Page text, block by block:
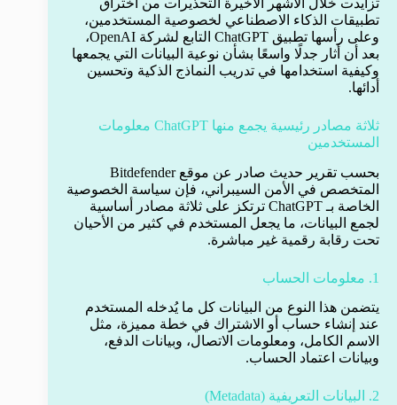
تطبيقات الذكاء الاصطناعي لخصوصية المستخدمين،
وعلى رأسها تطبيق ChatGPT التابع لشركة OpenAI،
بعد أن أثار جدلًا واسعًا بشأن نوعية البيانات التي يجمعها
وكيفية استخدامها في تدريب النماذج الذكية وتحسين
أدائها.
ثلاثة مصادر رئيسية يجمع منها ChatGPT معلومات
المستخدمين
بحسب تقرير حديث صادر عن موقع Bitdefender
المتخصص في الأمن السيبراني، فإن سياسة الخصوصية
الخاصة بـ ChatGPT ترتكز على ثلاثة مصادر أساسية
لجمع البيانات، ما يجعل المستخدم في كثير من الأحيان
تحت رقابة رقمية غير مباشرة.
1. معلومات الحساب
يتضمن هذا النوع من البيانات كل ما يُدخله المستخدم
عند إنشاء حساب أو الاشتراك في خطة مميزة، مثل
الاسم الكامل، ومعلومات الاتصال، وبيانات الدفع،
وبيانات اعتماد الحساب.
2. البيانات التعريفية (Metadata)